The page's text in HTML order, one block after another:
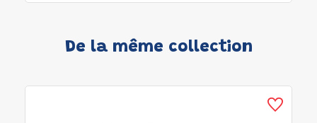
De la même collection